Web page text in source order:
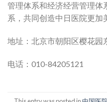
管理体系和经济经营管理体
系，共同创造中日医院更加
地址：北京市朝阳区樱花园
电话：010-84205121